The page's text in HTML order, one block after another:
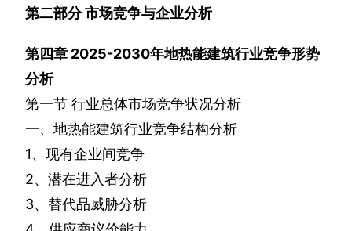
第二部分市场竞争与企业分析
第四章 2025-2030年地热能建筑行业竞争形势
分析
第一节 行业总体市场竞争状况分析
一、地热能建筑行业竞争结构分析
1、现有企业间竞争
2、潜在进入者分析
3、替代品威胁分析